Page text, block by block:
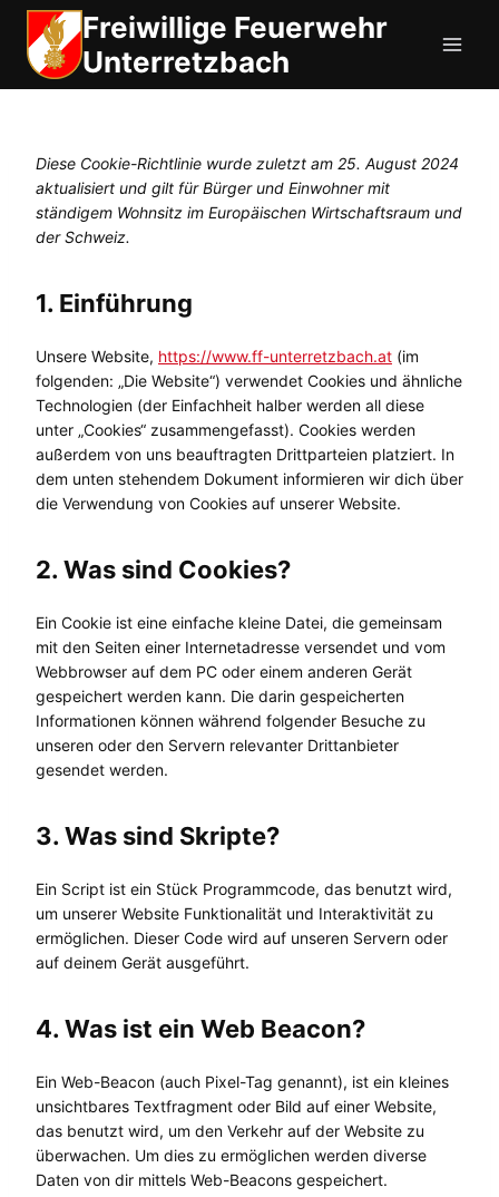
Zum
Inhalt
springen
Freiwillige Feuerwehr
Unterretzbach
Diese Cookie-Richtlinie wurde zuletzt am 25. August 2024
aktualisiert und gilt für Bürger und Einwohner mit
ständigem Wohnsitz im Europäischen Wirtschaftsraum und
der Schweiz.
1. Einführung
Unsere Website, https://www.ff-unterretzbach.at (im
folgenden: „Die Website“) verwendet Cookies und ähnliche
Technologien (der Einfachheit halber werden all diese
unter „Cookies“ zusammengefasst). Cookies werden
außerdem von uns beauftragten Drittparteien platziert. In
dem unten stehendem Dokument informieren wir dich über
die Verwendung von Cookies auf unserer Website.
2. Was sind Cookies?
Ein Cookie ist eine einfache kleine Datei, die gemeinsam
mit den Seiten einer Internetadresse versendet und vom
Webbrowser auf dem PC oder einem anderen Gerät
gespeichert werden kann. Die darin gespeicherten
Informationen können während folgender Besuche zu
unseren oder den Servern relevanter Drittanbieter
gesendet werden.
3. Was sind Skripte?
Ein Script ist ein Stück Programmcode, das benutzt wird,
um unserer Website Funktionalität und Interaktivität zu
ermöglichen. Dieser Code wird auf unseren Servern oder
auf deinem Gerät ausgeführt.
4. Was ist ein Web Beacon?
Ein Web-Beacon (auch Pixel-Tag genannt), ist ein kleines
unsichtbares Textfragment oder Bild auf einer Website,
das benutzt wird, um den Verkehr auf der Website zu
überwachen. Um dies zu ermöglichen werden diverse
Daten von dir mittels Web-Beacons gespeichert.